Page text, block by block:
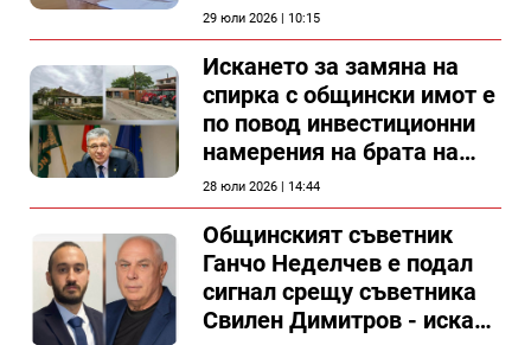
29 юли 2026 | 10:15
Искането за замяна на
спирка с общински имот е
по повод инвестиционни
намерения на брата на
председателя на
Общински съвет Силистра
28 юли 2026 | 14:44
Общинският съветник
Ганчо Неделчев е подал
сигнал срещу съветника
Свилен Димитров - иска